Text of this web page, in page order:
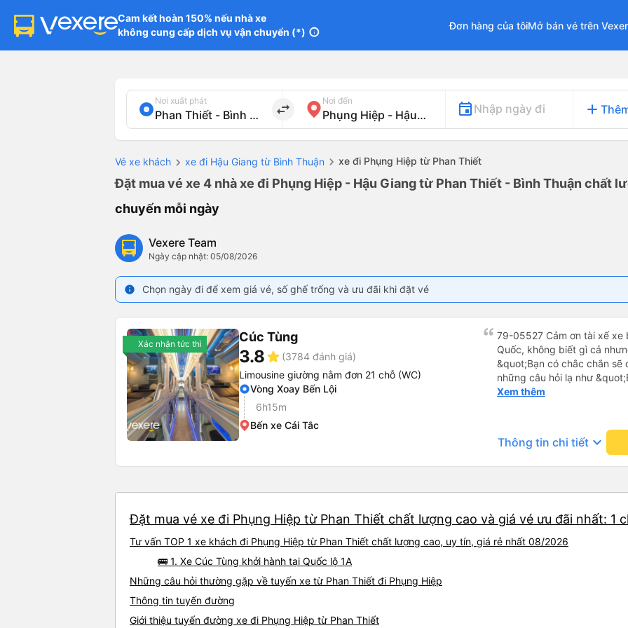
Cam kết hoàn 150% nếu nhà xe
không cung cấp dịch vụ vận chuyển (*) info
Đơn hàng của tôiMở bán vé trên
Nơi xuất phát
import_export
Nơi đến
Nhập ngày đi add
Vé xe khách xe đi Hậu Giang từ Bình Thuận xe đi Phụng Hiệp từ Phan Thiết
Đặt mua vé xe 4 nhà xe đi Phụng Hiệp - Hậu Giang từ Phan Thiết - Bình Thuận chất
chuyến mỗi ngày
Vexere Team
Ngày cập nhật: 05/08/2026
info Chọn ngày đi để xem giá vé, số ghế trống và ưu đãi khi đặt vé
Xác nhận tức thì Cúc Tùng
3.8star (3784 đánh giá)
Limousine giường nằm đơn 21 chỗ (WC)
Vòng Xoay Bến Lội
6h15m
Bến xe Cái Tắc
79-05527 Cảm ơn tài xế xe
Quốc, không biết gì cả
&quot;Bạn có chắc chắn sẽ
những câu hỏi lạ như
sạn của chúng tôi
và thậm chí còn đón tôi tại
buổi sáng. ngu ngốc đến
buýt 79-05527 rất nhiều tài
liên tục hỏi trên Google
khách sạn của chúng tôi
Xem thêm
Thông tin chi tiết keyboard_arrow_down
Đặt mua vé xe đi Phụng Hiệp từ Phan Thiết chất lượng cao và giá vé ưu đãi nhất: 1
Tư vấn TOP 1 xe khách đi Phụng Hiệp từ Phan Thiết chất lượng cao, uy tín, giá rẻ nhất 08/2026
🚌 1. Xe Cúc Tùng khởi hành tại Quốc lộ 1A
Những câu hỏi thường gặp về tuyến xe từ Phan Thiết đi Phụng Hiệp
Thông tin tuyến đường
Giới thiệu tuyến đường xe đi Phụng Hiệp từ Phan Thiết